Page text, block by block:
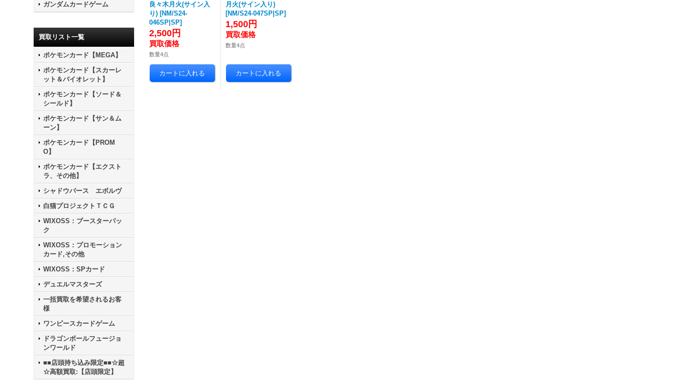
ガンダムカードゲーム
買取リスト一覧
ポケモンカード【MEGA】
ポケモンカード【スカーレ
ット＆バイオレット】
ポケモンカード【ソード＆
シールド】
ポケモンカード【サン＆ム
ーン】
ポケモンカード【PROM
O】
ポケモンカード【エクスト
ラ、その他】
シャドウバース エボルヴ
白猫プロジェクトＴＣＧ
WIXOSS：ブースターパッ
ク
WIXOSS：プロモーション
カード,その他
WIXOSS：SPカード
デュエルマスターズ
一括買取を希望されるお客
様
ワンピースカードゲーム
ドラゴンボールフュージョ
ンワールド
■■店頭持ち込み限定■■☆超
☆高額買取:【店頭限定】
良々木月火(サイン入
り) [NM/S24-
046SP|SP]
2,500円
数量4点
月火(サイン入り)
[NM/S24-047SP|SP]
1,500円
数量4点